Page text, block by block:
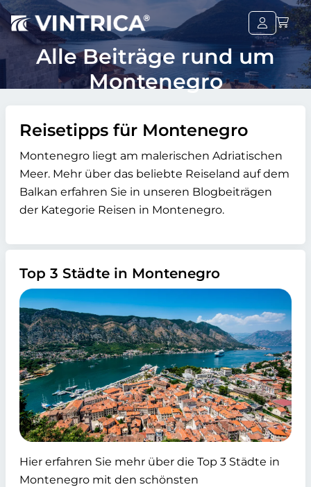
Alle Beiträge rund um
Montenegro
Reisetipps für Montenegro
Montenegro liegt am malerischen Adriatischen
Meer. Mehr über das beliebte Reiseland auf dem
Balkan erfahren Sie in unseren Blogbeiträgen
der Kategorie Reisen in Montenegro.
Top 3 Städte in Montenegro
Hier erfahren Sie mehr über die Top 3 Städte in
Montenegro mit den schönsten